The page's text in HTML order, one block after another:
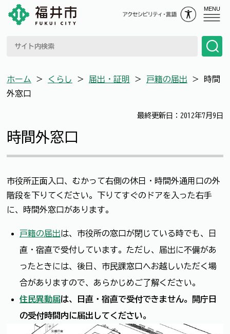
MENU
ホーム ＞ くらし ＞ 届出・証明 ＞ 戸籍の届出 ＞
時間
外窓口
最終更新日：2012年7月9日
時間外窓口
市役所正面入口、むかって右側の休日・時間外通用口の外
階段を下りてください。下りてすぐのドアを入った右手
に、時間外窓口があります。
戸籍の届出は、市役所の窓口が閉じている時でも、日
直・宿直で受付しています。ただし、届出に不備があ
ったときには、後日、市民課窓口へお越しいただく場
合がありますので、あらかじめご了解ください。
住民異動届は、日直・宿直で受付できません。開庁日
の受付時間内に届出してください。